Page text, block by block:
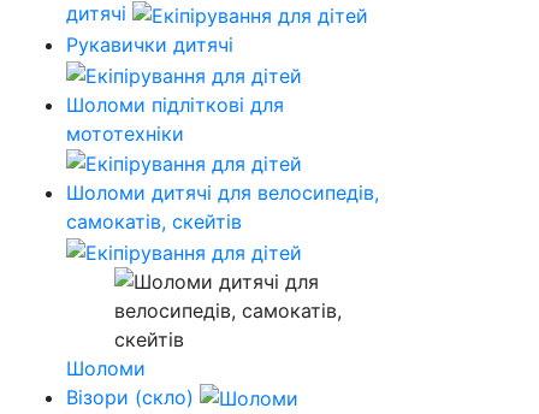
дитячі
Рукавички дитячі
Шоломи підліткові для
мототехніки
Шоломи дитячі для велосипедів,
самокатів, скейтів
Шоломи
Візори (скло)